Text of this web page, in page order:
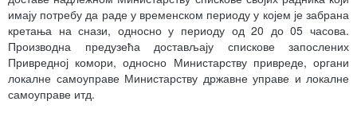
имају потребу да раде у временском периоду у којем је забрана
кретања на снази, односно у периоду од 20 до 05 часова.
Производна предузећа достављају спискове запослених
Привредној комори, односно Министарству привреде, органи
локалне самоуправе Министарству државне управе и локалне
самоуправе итд.